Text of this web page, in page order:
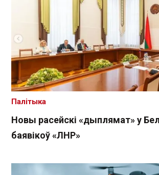
Новы расейскі «дыплямат» у
баявікоў «ЛНР»
Палітыка